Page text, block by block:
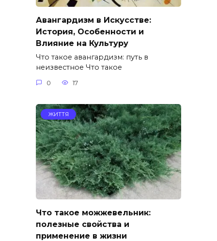
Авангардизм в Искусстве:
История, Особенности и
Влияние на Культуру
Что такое авангардизм: путь в
неизвестное Что такое
0 17
ЖИТТЯ
Что такое можжевельник:
полезные свойства и
применение в жизни